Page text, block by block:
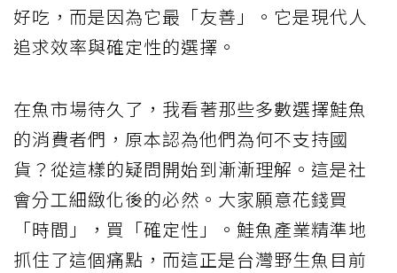
好吃，而是因為它最「友善」。它是現代人
追求效率與確定性的選擇。
在魚市場待久了，我看著那些多數選擇鮭魚
的消費者們，原本認為他們為何不支持國
貨？從這樣的疑問開始到漸漸理解。這是社
會分工細緻化後的必然。大家願意花錢買
「時間」，買「確定性」。鮭魚產業精準地
抓住了這個痛點，而這正是台灣野生魚目前